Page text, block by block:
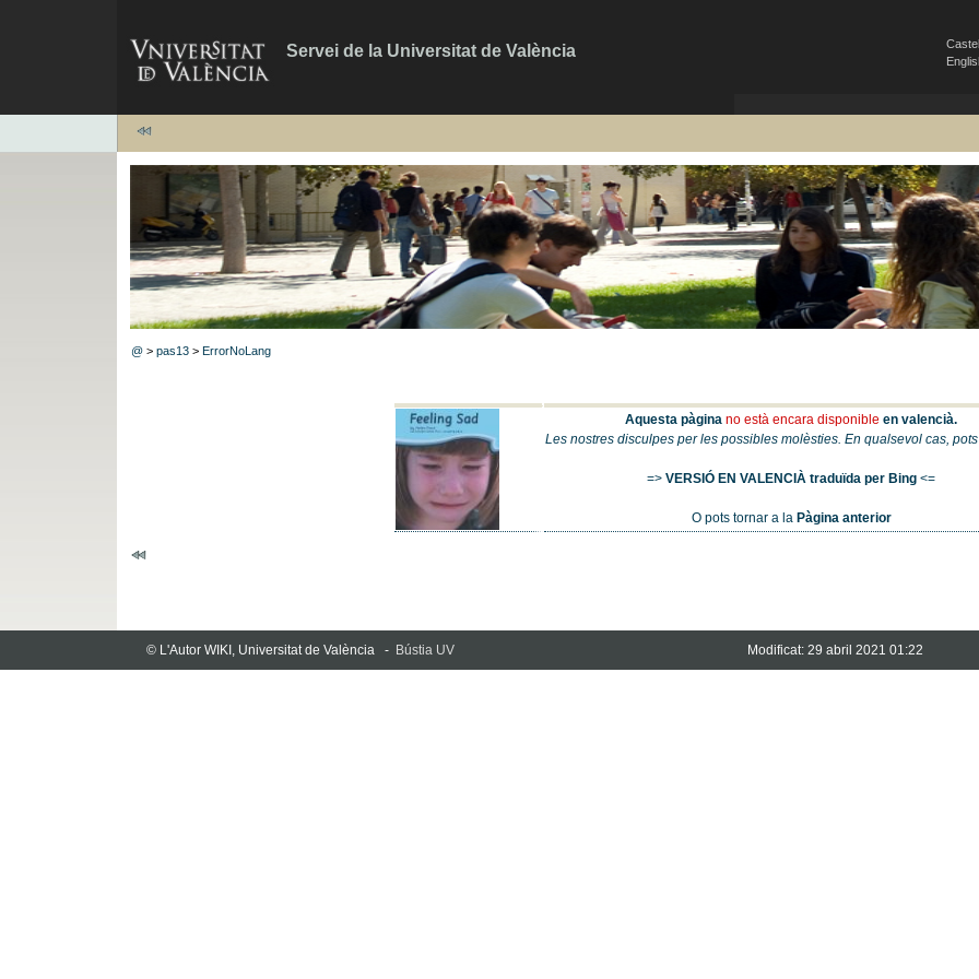
Servei de la Universitat de València
@ >pas13 >ErrorNoLang
Aquesta pàgina no està encara disponible en valencià.
Les nostres disculpes per les possibles molèsties. En qualsevol cas,
=>VERSIÓ EN VALENCIÀ traduïda per Bing <=
O pots tornar a la Pàgina anterior
© L'Autor WIKI, Universitat de València - Bústia UV Modificat: 29 abril 2021 01:22